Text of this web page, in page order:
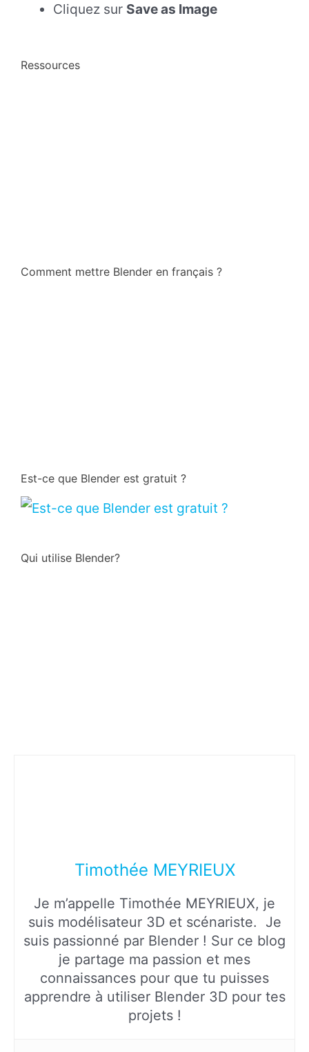
Cliquez sur Save as Image
Ressources
Comment mettre Blender en français ?
Est-ce que Blender est gratuit ?
Qui utilise Blender?
Timothée MEYRIEUX
Je m’appelle Timothée MEYRIEUX, je
suis modélisateur 3D et scénariste. Je
suis passionné par Blender ! Sur ce blog
je partage ma passion et mes
connaissances pour que tu puisses
apprendre à utiliser Blender 3D pour tes
projets !